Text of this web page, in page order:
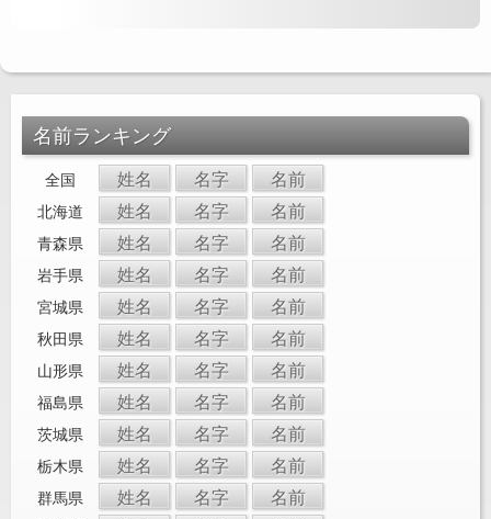
名前ランキング
全国 姓名 名字 名前
北海道 姓名 名字 名前
青森県 姓名 名字 名前
岩手県 姓名 名字 名前
宮城県 姓名 名字 名前
秋田県 姓名 名字 名前
山形県 姓名 名字 名前
福島県 姓名 名字 名前
茨城県 姓名 名字 名前
栃木県 姓名 名字 名前
群馬県 姓名 名字 名前